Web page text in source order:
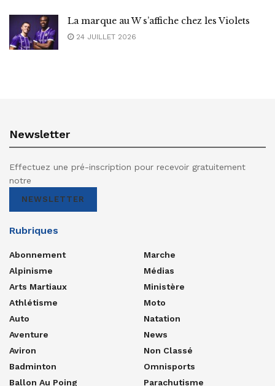
La marque au W s’affiche chez les Violets
24 JUILLET 2026
Newsletter
Effectuez une pré-inscription pour recevoir gratuitement
notre
NEWSLETTER
Rubriques
Abonnement
Alpinisme
Arts Martiaux
Athlétisme
Auto
Aventure
Aviron
Badminton
Ballon Au Poing
Marche
Médias
Ministère
Moto
Natation
News
Non Classé
Omnisports
Parachutisme